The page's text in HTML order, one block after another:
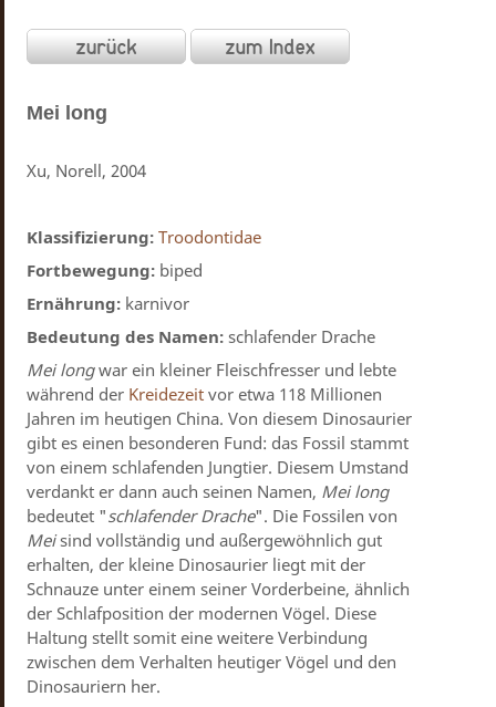
Mei long
Xu, Norell, 2004
Klassifizierung: Troodontidae
Fortbewegung: biped
Ernährung: karnivor
Bedeutung des Namen: schlafender Drache
Mei longwar ein kleiner Fleischfresser und lebte
während der Kreidezeit vor etwa 118 Millionen
Jahren im heutigen China. Von diesem Dinosaurier
gibt es einen besonderen Fund: das Fossil stammt
von einem schlafenden Jungtier. Diesem Umstand
verdankt er dann auch seinen Namen, Mei long
bedeutet "schlafender Drache". Die Fossilen von
Meisind vollständig und außergewöhnlich gut
erhalten, der kleine Dinosaurier liegt mit der
Schnauze unter einem seiner Vorderbeine, ähnlich
der Schlafposition der modernen Vögel. Diese
Haltung stellt somit eine weitere Verbindung
zwischen dem Verhalten heutiger Vögel und den
Dinosauriern her.